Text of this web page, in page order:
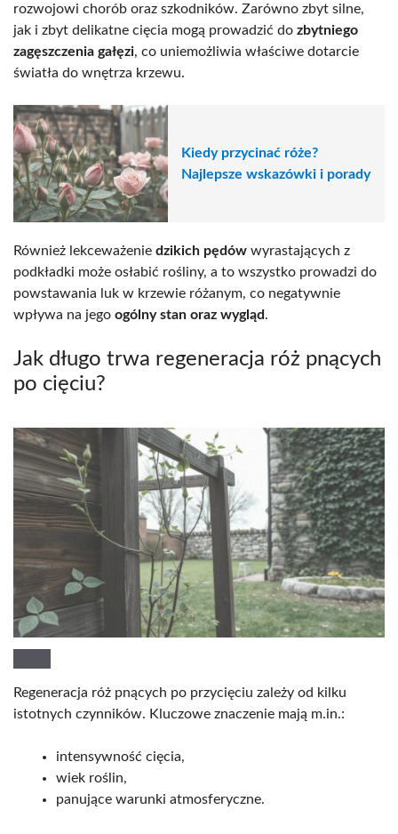
rozwojowi chorób oraz szkodników. Zarówno zbyt silne,
jak i zbyt delikatne cięcia mogą prowadzić do zbytniego
zagęszczenia gałęzi, co uniemożliwia właściwe dotarcie
światła do wnętrza krzewu.
Kiedy przycinać róże?
Najlepsze wskazówki i porady
Również lekceważenie dzikich pędów wyrastających z
podkładki może osłabić rośliny, a to wszystko prowadzi do
powstawania luk w krzewie różanym, co negatywnie
wpływa na jego ogólny stan oraz wygląd.
Jak długo trwa regeneracja róż pnących
po cięciu?
Regeneracja róż pnących po przycięciu zależy od kilku
istotnych czynników. Kluczowe znaczenie mają m.in.:
intensywność cięcia,
wiek roślin,
panujące warunki atmosferyczne.